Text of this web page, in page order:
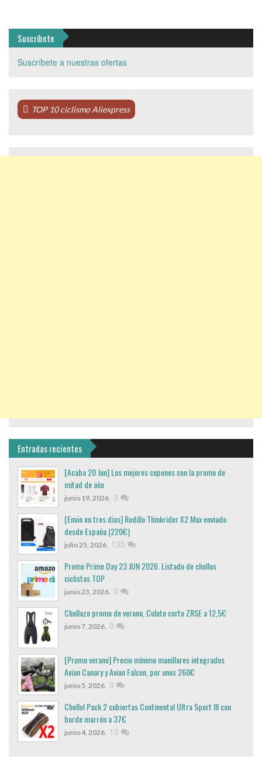
Suscríbete
Suscríbete a nuestras ofertas
TOP 10 ciclismo Aliexpress
Entradas recientes
[Acaba 20 Jun] Los mejores cupones con la promo de
mitad de año
junio 19, 2026, 3
[Envio en tres dias] Rodillo Thinkrider X2 Max enviado
desde España (220€)
julio 25, 2026, 135
Promo Prime Day 23 JUN 2026. Listado de chollos
ciclistas TOP
junio 23, 2026, 0
Chollazo promo de verano, Culote corto ZRSE a 12,5€
junio 7, 2026, 0
[Promo verano] Precio mínimo manillares integrados
Avian Canary y Avian Falcon, por unos 260€
junio 5, 2026, 0
Chollo! Pack 2 cubiertas Continental Ultra Sport III con
borde marrón a 37€
junio 4, 2026, 12